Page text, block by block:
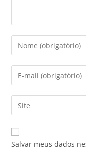
Salvar meus dados